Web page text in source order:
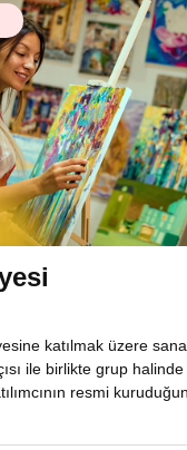
katılmak üzere
ile birlikte grup halinde
resmi